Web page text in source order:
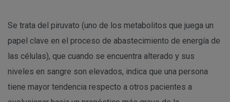
Se trata del piruvato (uno de los metabolitos que juega un
papel clave en el proceso de abastecimiento de energía de
las células), que cuando se encuentra alterado y sus
niveles en sangre son elevados, indica que una persona
tiene mayor tendencia respecto a otros pacientes a